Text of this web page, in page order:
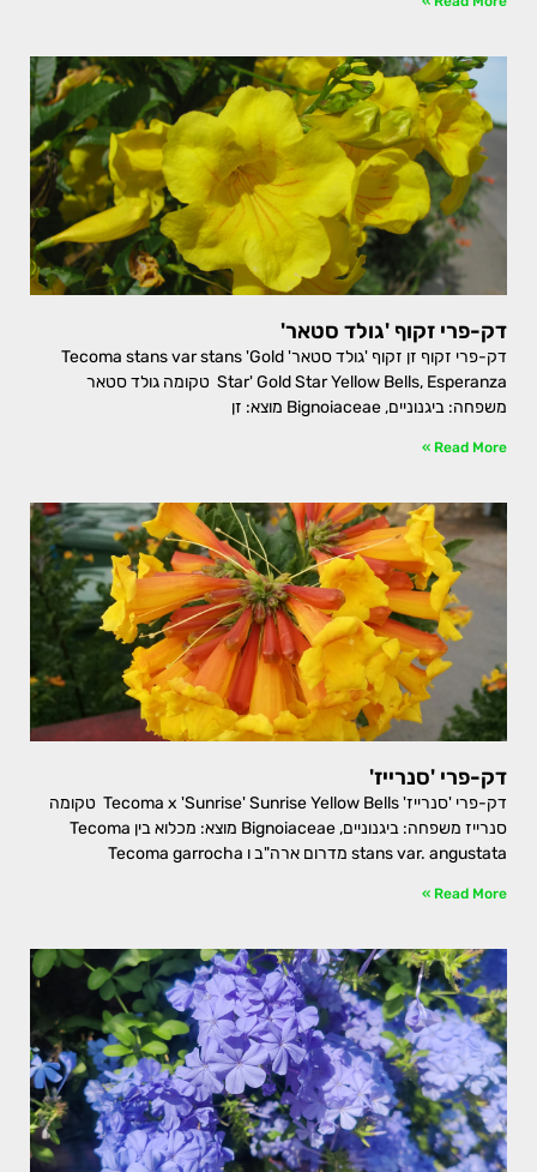
דק-פרי זקוף 'גולד סטאר'
דק-פרי זקוף זן זקוף 'גולד סטאר' Tecoma stans var stans 'Gold
Star' Gold Star Yellow Bells, Esperanza טקומה גולד סטאר
משפחה: ביגנוניים, Bignoiaceae מוצא: זן
Read More »
דק-פרי 'סנרייז'
דק-פרי 'סנרייז' Tecoma x 'Sunrise' Sunrise Yellow Bells טקומה
סנרייז משפחה: ביגנוניים, Bignoiaceae מוצא: מכלוא בין Tecoma
stans var. angustata מדרום ארה"ב ו Tecoma garrocha
Read More »